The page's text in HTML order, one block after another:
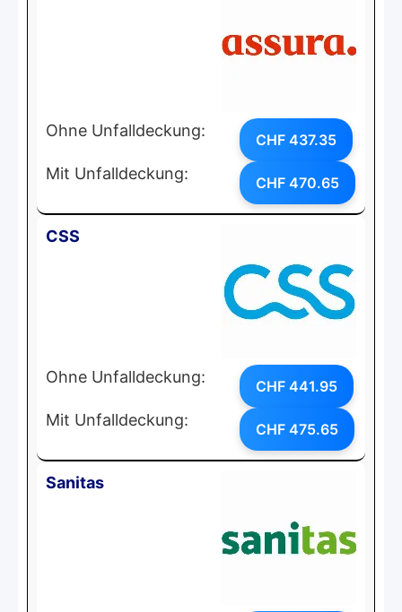
Ohne Unfalldeckung: CHF 437.35
Mit Unfalldeckung: CHF 470.65
CSS
Ohne Unfalldeckung: CHF 441.95
Mit Unfalldeckung: CHF 475.65
Sanitas